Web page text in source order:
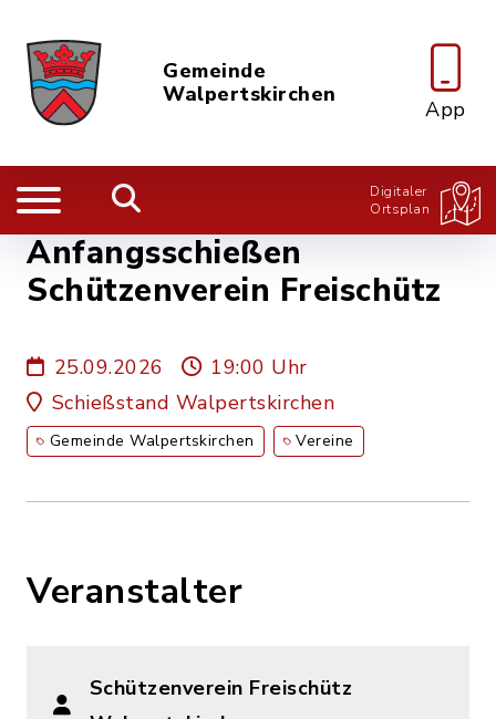
Gemeinde
Walpertskirchen
App
Digitaler
Ortsplan
Anfangsschießen
Schützenverein Freischütz
25.09.2026
19:00 Uhr
Schießstand Walpertskirchen
Gemeinde Walpertskirchen Vereine
Veranstalter
Schützenverein Freischütz